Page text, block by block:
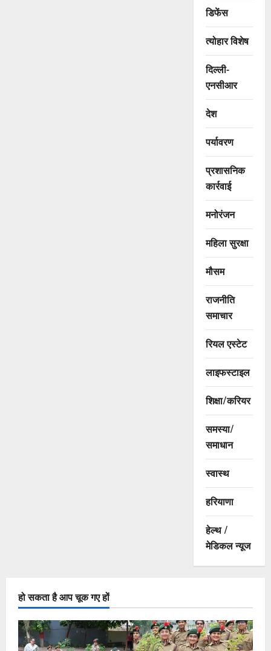
डिफेंस
त्योहार विशेष
दिल्ली-
एनसीआर
देश
पर्यावरण
प्रशासनिक
कार्रवाई
मनोरंजन
महिला सुरक्षा
मौसम
राजनीति
समाचार
रियल एस्टेट
लाइफस्टाइल
शिक्षा/करियर
समस्या/
समाधान
स्वास्थ
हरियाणा
हेल्थ /
मेडिकल न्यूज
हो सकता है आप चूक गए हों